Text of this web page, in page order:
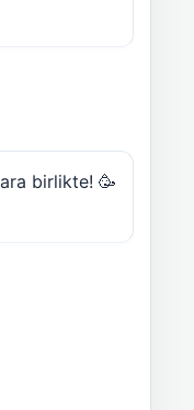
birlikte! 🥳